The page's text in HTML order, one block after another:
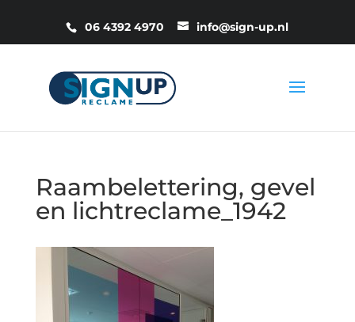
06 4392 4970 info@sign-up.nl
Raambelettering, gevel
en lichtreclame_1942